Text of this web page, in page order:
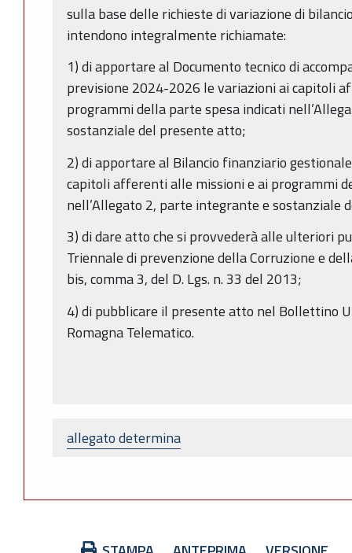
sulla base delle richieste di variazione di
intendono integralmente richiamate:
1) di apportare al Documento tecnico di
previsione 2024-2026 le variazioni ai capitoli
programmi della parte spesa indicati
sostanziale del presente atto;
2) di apportare al Bilancio finanziario
capitoli afferenti alle missioni e ai programmi
nell’Allegato 2, parte integrante e sostanziale
3) di dare atto che si provvederà alle ulteriori
Triennale di prevenzione della Corruzione e
bis, comma 3, del D. Lgs. n. 33 del 2013;
4) di pubblicare il presente atto nel Bollettino
Romagna Telematico.
allegato determina